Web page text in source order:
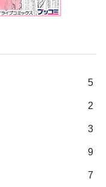
5
2
3
9
7